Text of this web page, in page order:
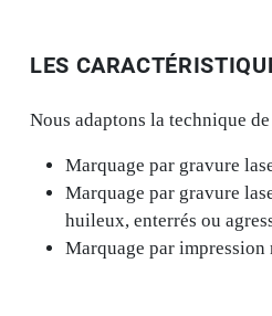
LES
Nous adaptons la technique
Marquage par gravure
Marquage par gravure
huileux, enterrés ou
Marquage par